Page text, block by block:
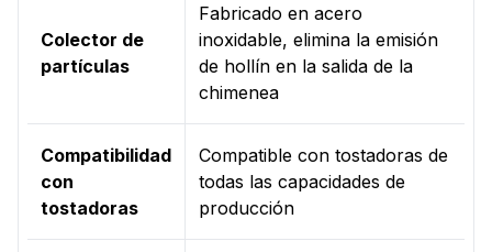
Colector de
partículas
Fabricado en acero
inoxidable, elimina la emisión
de hollín en la salida de la
chimenea
Compatibilidad
con
tostadoras
Compatible con tostadoras de
todas las capacidades de
producción